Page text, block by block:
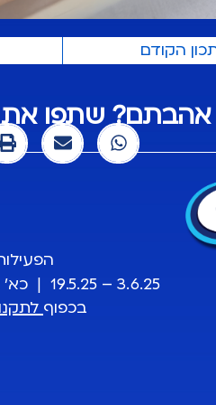
3.6.25 – 19.5.25 | כא' אייר ועד ז' סיוון תשפ"ה
בכפוף
הקודם
אהבתם? שתפו את